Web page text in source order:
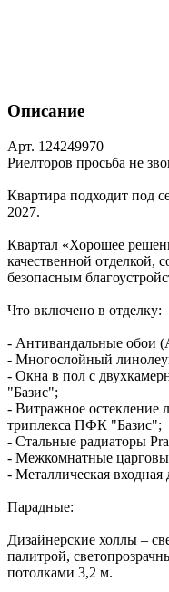
Описание
Арт. 124249970
Риелторов просьба не
Квартира подходит под
2027.
Квартал «Хорошее
качественной отделкой,
безопасным
Что включено в отделку:
- Антивандальные обои
- Многослойный
- Окна в пол с
"Базис";
- Витражное остекление
триплекса ПФК "Базис";
- Стальные радиаторы
- Межкомнатные
- Металлическая
Парадные:
Дизайнерские холлы –
палитрой,
потолками 3,2 м.